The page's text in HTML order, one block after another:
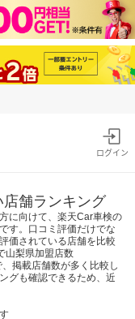
ログイン
舗ランキング
に向けて、楽天Car車検の
す。口コミ評価だけでな
価されている店舗を比較
山梨県加盟店数
掲載店舗数が多く比較し
グも確認できるため、近